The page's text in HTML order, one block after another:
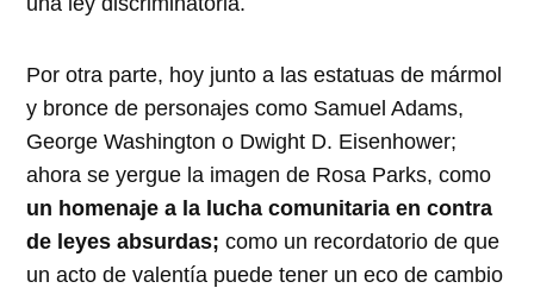
Por otra parte, hoy junto a las estatuas de mármol
y bronce de personajes como Samuel Adams,
George Washington o Dwight D. Eisenhower;
ahora se yergue la imagen de Rosa Parks, como
un homenaje a la lucha comunitaria en contra
de leyes absurdas; como un recordatorio de que
un acto de valentía puede tener un eco de cambio